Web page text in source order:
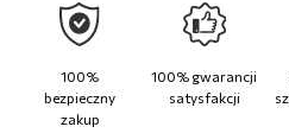
100%
bezpieczny
zakup
100% gwarancji
satysfakcji